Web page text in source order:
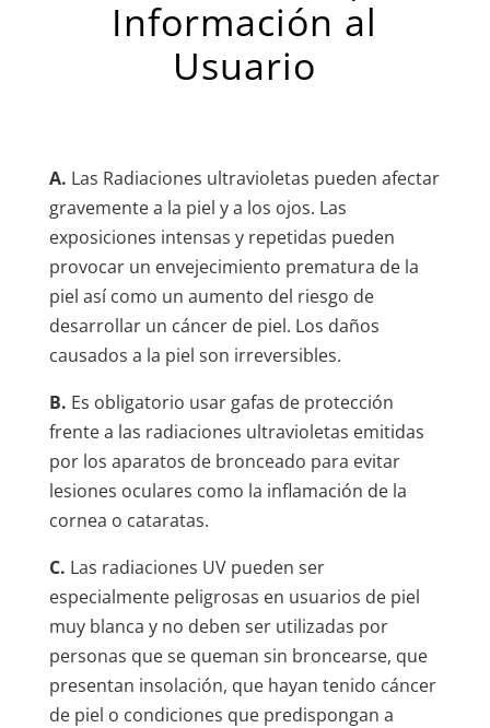
Información al
Usuario
A. Las Radiaciones ultravioletas pueden afectar
gravemente a la piel y a los ojos. Las
exposiciones intensas y repetidas pueden
provocar un envejecimiento prematura de la
piel así como un aumento del riesgo de
desarrollar un cáncer de piel. Los daños
causados a la piel son irreversibles.
B. Es obligatorio usar gafas de protección
frente a las radiaciones ultravioletas emitidas
por los aparatos de bronceado para evitar
lesiones oculares como la inflamación de la
cornea o cataratas.
C. Las radiaciones UV pueden ser
especialmente peligrosas en usuarios de piel
muy blanca y no deben ser utilizadas por
personas que se queman sin broncearse, que
presentan insolación, que hayan tenido cáncer
de piel o condiciones que predispongan a